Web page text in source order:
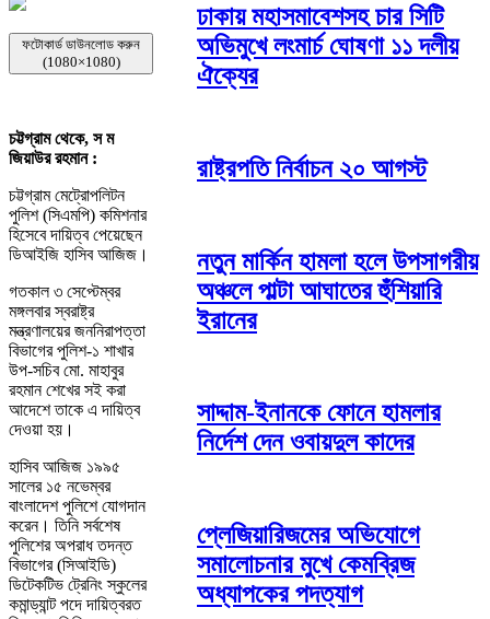
ফটোকার্ড ডাউনলোড করুন
(1080×1080)
চট্টগ্রাম থেকে, স ম
জিয়াউর রহমান :
চট্টগ্রাম মেট্রোপলিটন
পুলিশ (সিএমপি) কমিশনার
হিসেবে দায়িত্ব পেয়েছেন
ডিআইজি হাসিব আজিজ।
গতকাল ৩ সেপ্টেম্বর
মঙ্গলবার স্বরাষ্ট্র
মন্ত্রণালয়ের জননিরাপত্তা
বিভাগের পুলিশ-১ শাখার
উপ-সচিব মো. মাহাবুর
রহমান শেখের সই করা
আদেশে তাকে এ দায়িত্ব
দেওয়া হয়।
হাসিব আজিজ ১৯৯৫
সালের ১৫ নভেম্বর
বাংলাদেশ পুলিশে যোগদান
করেন। তিনি সর্বশেষ
পুলিশের অপরাধ তদন্ত
বিভাগের (সিআইডি)
ডিটেকটিভ ট্রেনিং স্কুলের
কমান্ড্যান্ট পদে দায়িত্বরত
ঢাকায় মহাসমাবেশসহ চার সিটি
অভিমুখে লংমার্চ ঘোষণা ১১ দলীয়
ঐক্যের
রাষ্ট্রপতি নির্বাচন ২০ আগস্ট
নতুন মার্কিন হামলা হলে উপসাগরীয়
অঞ্চলে পাল্টা আঘাতের হুঁশিয়ারি
ইরানের
সাদ্দাম-ইনানকে ফোনে হামলার
নির্দেশ দেন ওবায়দুল কাদের
প্লেজিয়ারিজমের অভিযোগে
সমালোচনার মুখে কেমব্রিজ
অধ্যাপকের পদত্যাগ